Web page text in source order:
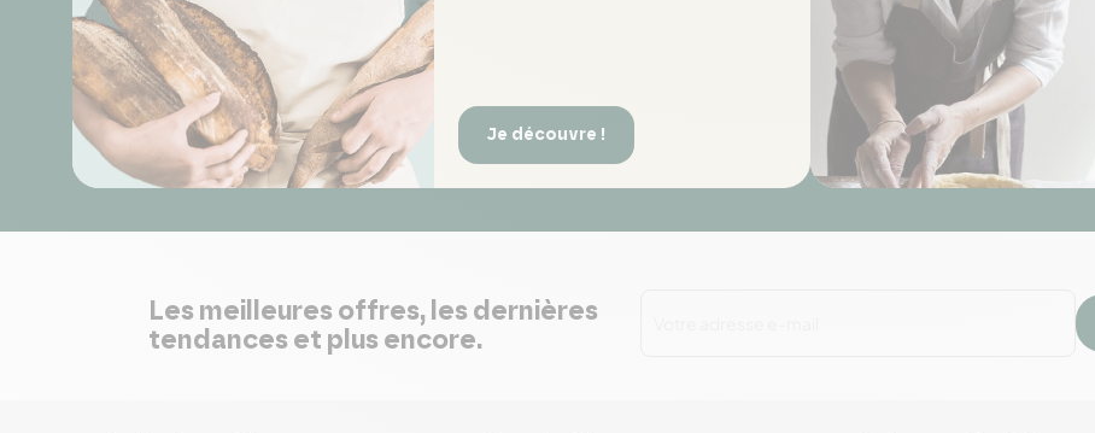
Je découvre !
Les meilleures offres, les dernières
tendances et plus encore.